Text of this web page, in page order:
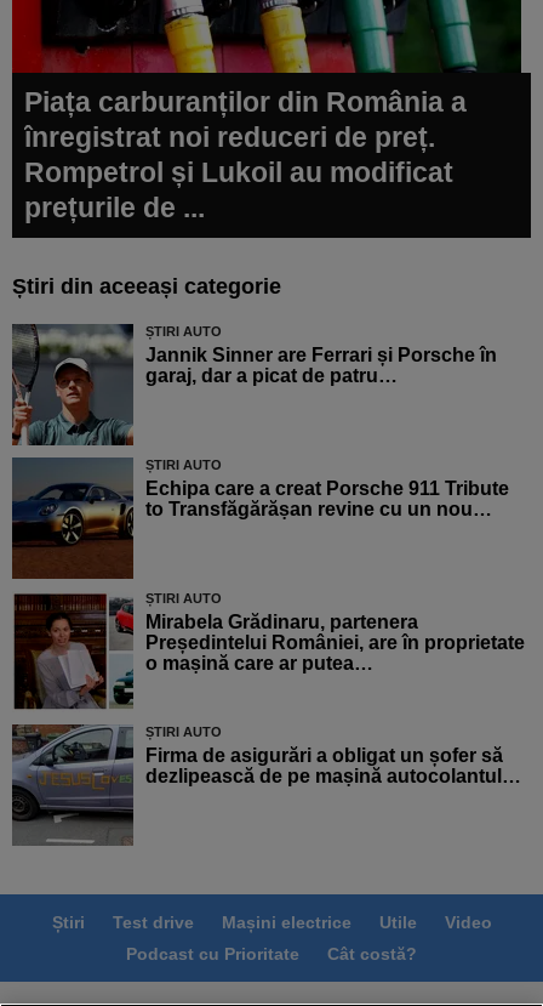
Piața carburanților din România a
înregistrat noi reduceri de preț.
Rompetrol și Lukoil au modificat
prețurile de ...
Știri din aceeași categorie
ȘTIRI AUTO
Jannik Sinner are Ferrari și Porsche în
garaj, dar a picat de patru…
ȘTIRI AUTO
Echipa care a creat Porsche 911 Tribute
to Transfăgărășan revine cu un nou…
ȘTIRI AUTO
Mirabela Grădinaru, partenera
Președintelui României, are în proprietate
o mașină care ar putea…
ȘTIRI AUTO
Firma de asigurări a obligat un șofer să
dezlipească de pe mașină autocolantul…
Știri Test drive Mașini electrice Utile
Video
Podcast cu Prioritate
Cât costă?